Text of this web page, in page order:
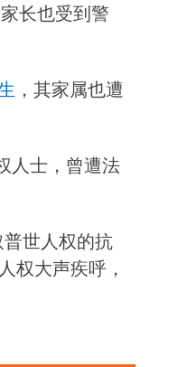
长也受到警
，其家属也遭
人士，曾遭法
世人权的抗
权大声疾呼，